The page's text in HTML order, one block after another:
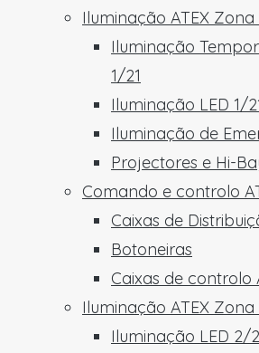
Iluminação ATEX Zona
Iluminação
1/21
Iluminação LED 1/
Iluminação de
Projectores e Hi-
Comando e controlo
Caixas de
Botoneiras
Caixas de controlo
Iluminação ATEX
Iluminação LED 2/